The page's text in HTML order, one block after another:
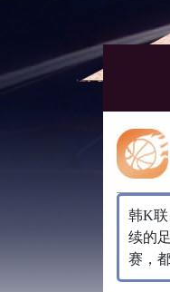
韩K
续的
赛，